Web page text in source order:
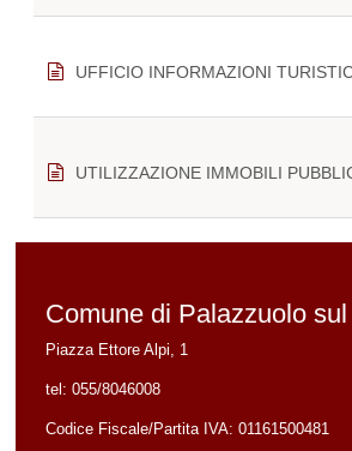
UFFICIO INFORMAZIONI
UTILIZZAZIONE IMMOBILI
Comune di Palazzuolo
Piazza Ettore Alpi, 1
tel: 055/8046008
Codice Fiscale/Partita IVA: 01161500481